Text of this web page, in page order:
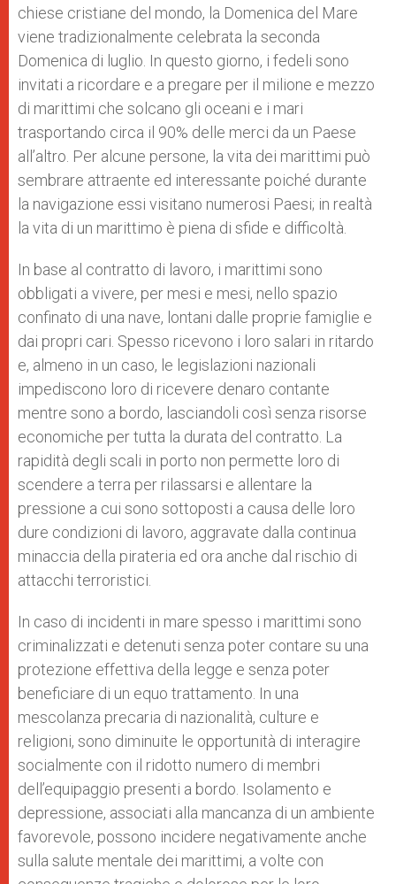
chiese cristiane del mondo, la Domenica del Mare
viene tradizionalmente celebrata la seconda
Domenica di luglio. In questo giorno, i fedeli sono
invitati a ricordare e a pregare per il milione e mezzo
di marittimi che solcano gli oceani e i mari
trasportando circa il 90% delle merci da un Paese
all’altro. Per alcune persone, la vita dei marittimi può
sembrare attraente ed interessante poiché durante
la navigazione essi visitano numerosi Paesi; in realtà
la vita di un marittimo è piena di sfide e difficoltà.
In base al contratto di lavoro, i marittimi sono
obbligati a vivere, per mesi e mesi, nello spazio
confinato di una nave, lontani dalle proprie famiglie e
dai propri cari. Spesso ricevono i loro salari in ritardo
e, almeno in un caso, le legislazioni nazionali
impediscono loro di ricevere denaro contante
mentre sono a bordo, lasciandoli così senza risorse
economiche per tutta la durata del contratto. La
rapidità degli scali in porto non permette loro di
scendere a terra per rilassarsi e allentare la
pressione a cui sono sottoposti a causa delle loro
dure condizioni di lavoro, aggravate dalla continua
minaccia della pirateria ed ora anche dal rischio di
attacchi terroristici.
In caso di incidenti in mare spesso i marittimi sono
criminalizzati e detenuti senza poter contare su una
protezione effettiva della legge e senza poter
beneficiare di un equo trattamento. In una
mescolanza precaria di nazionalità, culture e
religioni, sono diminuite le opportunità di interagire
socialmente con il ridotto numero di membri
dell’equipaggio presenti a bordo. Isolamento e
depressione, associati alla mancanza di un ambiente
favorevole, possono incidere negativamente anche
sulla salute mentale dei marittimi, a volte con